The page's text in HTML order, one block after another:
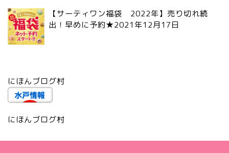
【サーティワン福袋 2022年】売り切れ続
出！早めに予約★2021年12月17日
にほんブログ村
にほんブログ村